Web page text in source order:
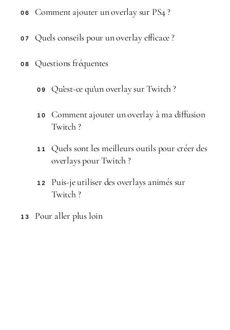
06 Comment ajouter un overlay sur PS4 ?
07 Quels conseils pour un overlay efficace ?
08 Questions fréquentes
09 Qu’est-ce qu’un overlay sur Twitch ?
10
Comment ajouter un overlay à ma diffusion
Twitch ?
11
Quels sont les meilleurs outils pour créer des
overlays pour Twitch ?
12
Puis-je utiliser des overlays animés sur
Twitch ?
13 Pour aller plus loin